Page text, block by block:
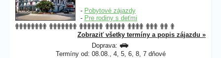
- Pobytové zájazdy
- Pre rodiny s deťmi
Zobraziť všetky termíny a popis zájazdu »
Doprava:
Termíny od: 08.08., 4, 5, 6, 8, 7 dňové